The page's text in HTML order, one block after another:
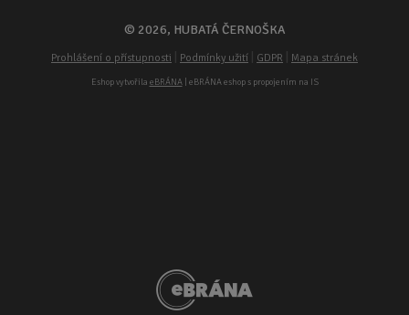
© 2026, HUBATÁ ČERNOŠKA
Prohlášení o přístupnosti Podmínky užití GDPR Mapa stránek
Eshop vytvořila eBRÁNA| eBRÁNA eshop s propojením na IS